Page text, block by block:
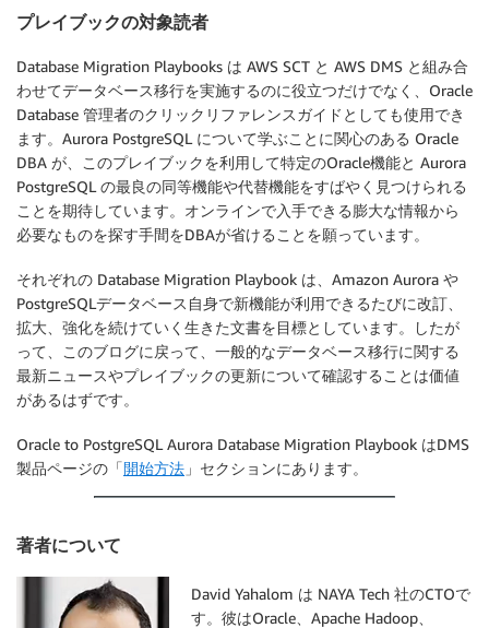
プレイブックの対象読者
Database Migration Playbooks は AWS SCT と AWS DMS と組み合
わせてデータベース移行を実施するのに役立つだけでなく、Oracle
Database 管理者のクリックリファレンスガイドとしても使用でき
ます。Aurora PostgreSQL について学ぶことに関心のある Oracle
DBA が、このプレイブックを利用して特定のOracle機能と Aurora
PostgreSQL の最良の同等機能や代替機能をすばやく見つけられる
ことを期待しています。オンラインで入手できる膨大な情報から
必要なものを探す手間をDBAが省けることを願っています。
それぞれの Database Migration Playbook は、Amazon Aurora や
PostgreSQLデータベース自身で新機能が利用できるたびに改訂、
拡大、強化を続けていく生きた文書を目標としています。したが
って、このブログに戻って、一般的なデータベース移行に関する
最新ニュースやプレイブックの更新について確認することは価値
があるはずです。
Oracle to PostgreSQL Aurora Database Migration Playbook はDMS
製品ページの「開始方法 」セクションにあります。
著者について
David Yahalom は NAYA Tech 社のCTOで
す。彼はOracle、Apache Hadoop、